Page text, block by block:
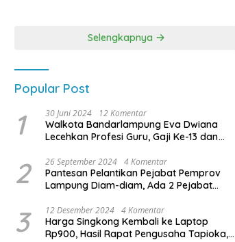
Kebangsaan
Selengkapnya
Popular Post
1 30 Juni 2024 12 Komentar
Walkota Bandarlampung Eva Dwiana
Lecehkan Profesi Guru, Gaji Ke-13 dan
2 26 September 2024 4 Komentar
Pantesan Pelantikan Pejabat Pemprov
Lampung Diam-diam, Ada 2 Pejabat
3 12 Desember 2024 4 Komentar
Harga Singkong Kembali ke Laptop
Rp900, Hasil Rapat Pengusaha Tapioka,